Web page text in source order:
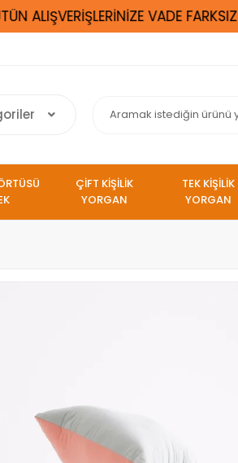
ALIŞVERİŞLERİNİZE VADE FARKSIZ
ÇİFT KİŞİLİK
YORGAN
TEK KİŞİLİK
YORGAN